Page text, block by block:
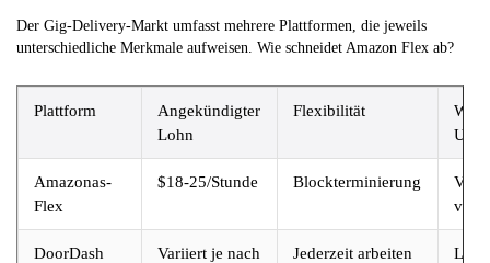
Der Gig-Delivery-Markt umfasst mehrere Plattformen, die jeweils
unterschiedliche Merkmale aufweisen. Wie schneidet Amazon Flex ab?
Plattform
Angekündigter
Lohn
Flexibilität
Amazonas-
Flex
$18-25/Stunde Blockterminierung
DoorDash
Variiert je nach
Jederzeit arbeiten